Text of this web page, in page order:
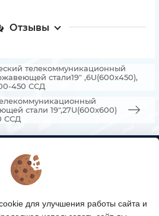
Отзывы
телекоммуникационный
стали19" ,6U(600x450),
450 ССД
стали 19",27U(600x600)
ССД
для улучшения работы сайта и